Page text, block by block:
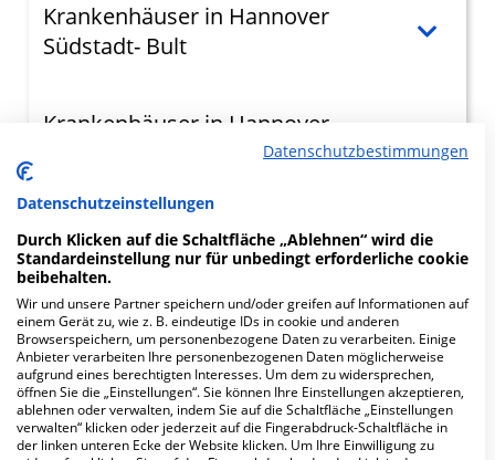
Krankenhäuser in Hannover
Südstadt- Bult
Krankenhäuser in Hannover
Hannover Linden-Limmer
Krankenhäuser in Hannover Nord
Spezialisierte Krankenhäuser in
Hannover
Vielleicht fragen Sie sich, in welchen Fällen es
Datenschutzbestimmungen
Datenschutzeinstellungen
Durch Klicken auf die Schaltfläche „Ablehnen“ wird die
Standardeinstellung nur für unbedingt erforderliche cookie
beibehalten.
Wir und unsere Partner speichern und/oder greifen auf Informationen auf
einem Gerät zu, wie z. B. eindeutige IDs in cookie und anderen
Browserspeichern, um personenbezogene Daten zu verarbeiten. Einige
Anbieter verarbeiten Ihre personenbezogenen Daten möglicherweise
aufgrund eines berechtigten Interesses. Um dem zu widersprechen,
öffnen Sie die „Einstellungen“. Sie können Ihre Einstellungen akzeptieren,
ablehnen oder verwalten, indem Sie auf die Schaltfläche „Einstellungen
verwalten“ klicken oder jederzeit auf die Fingerabdruck-Schaltfläche in
der linken unteren Ecke der Website klicken. Um Ihre Einwilligung zu